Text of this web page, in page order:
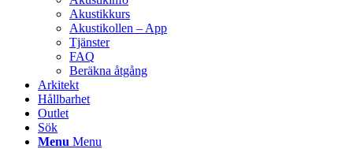
Akustikkurs
Akustikollen – App
Tjänster
FAQ
Beräkna åtgång
Arkitekt
Hållbarhet
Outlet
Sök
Menu Menu